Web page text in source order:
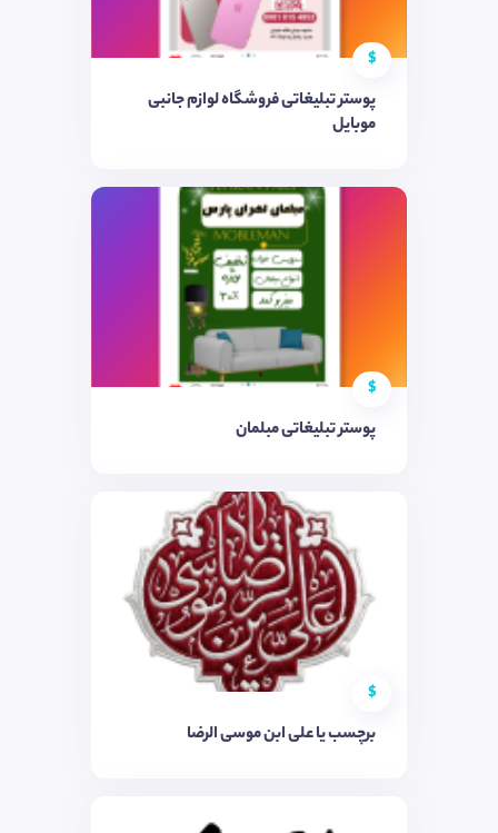
$
پوستر تبلیغاتی فروشگاه لوازم جانبی
موبایل
$
پوستر تبلیغاتی مبلمان
$
برچسب یا علی ابن موسی الرضا